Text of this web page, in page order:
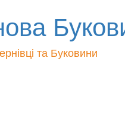
та Буковини